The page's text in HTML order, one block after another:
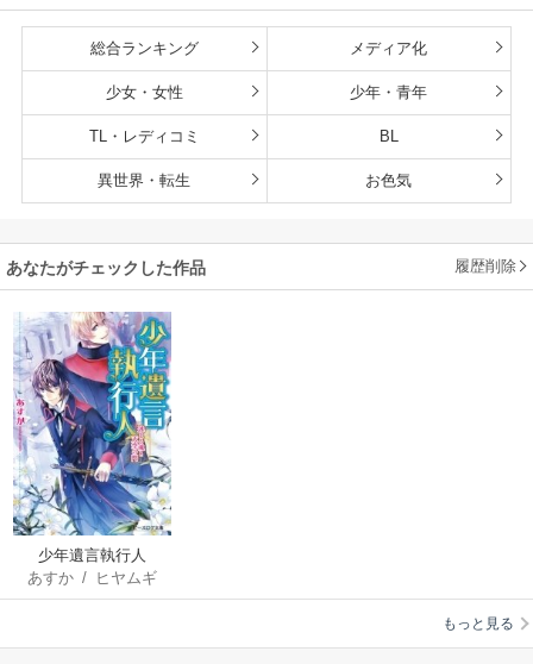
総合ランキング メディア化
少女・女性 少年・青年
TL・レディコミ BL
異世界・転生 お色気
あなたがチェックした作品 履歴削除
少年遺言執行人
あすか / ヒヤムギ
もっと見る